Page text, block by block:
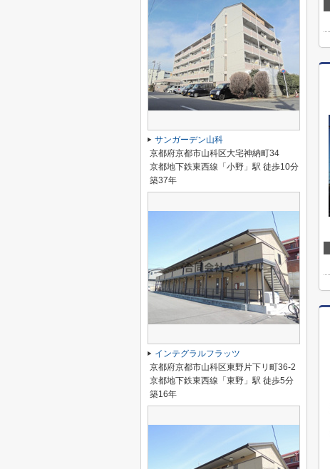
サンガーデン山科
京都府京都市山科区大宅神納町34
京都地下鉄東西線「小野」駅 徒歩10分
築37年
インテグラルフラッツ
京都府京都市山科区東野片下リ町36-2
京都地下鉄東西線「東野」駅 徒歩5分
築16年